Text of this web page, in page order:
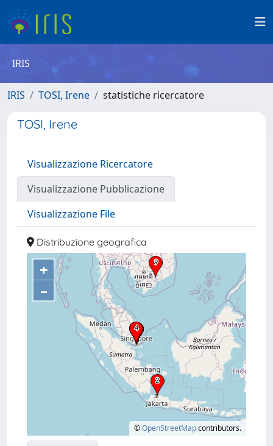
IRIS
IRIS TOSI, Irene statistiche ricercatore
TOSI, Irene
Visualizzazione Ricercatore
Visualizzazione Pubblicazione
Visualizzazione File
Distribuzione geografica
+
–
©OpenStreetMapcontributors.